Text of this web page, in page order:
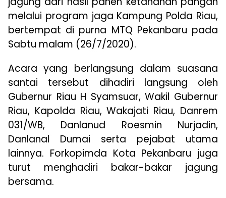
melalui program jaga Kampung Polda Riau,
bertempat di purna MTQ Pekanbaru pada
Sabtu malam (26/7/2020).
Acara yang berlangsung dalam suasana
santai tersebut dihadiri langsung oleh
Gubernur Riau H Syamsuar, Wakil Gubernur
Riau, Kapolda Riau, Wakajati Riau, Danrem
031/WB, Danlanud Roesmin Nurjadin,
Danlanal Dumai serta pejabat utama
lainnya. Forkopimda Kota Pekanbaru juga
turut menghadiri bakar-bakar jagung
bersama.